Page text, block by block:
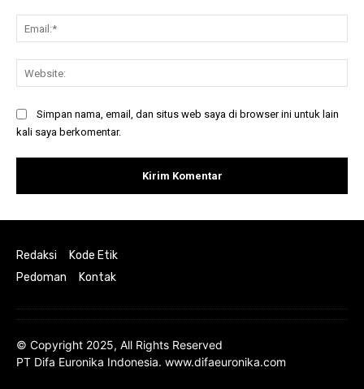
Simpan nama, email, dan situs web saya di browser ini untuk lain
kali saya berkomentar.
Redaksi
Kode Etik
Pedoman
Kontak
© Copyright 2025, All Rights Reserved
PT Difa Euronika Indonesia. www.difaeuronika.com